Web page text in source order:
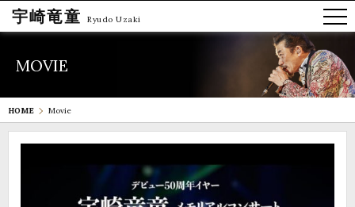
宇崎竜童 Ryudo Uzaki
MOVIE
HOME Movie